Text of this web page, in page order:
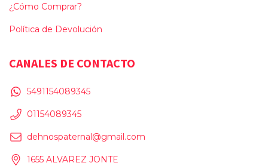
¿Cómo Comprar?
Política de Devolución
CANALES DE CONTACTO
5491154089345
01154089345
dehnospaternal@gmail.com
1655 ALVAREZ JONTE